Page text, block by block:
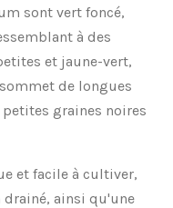
sont vert foncé,
à des
et jaune-vert,
de longues
graines noires
et facile à cultiver,
ainsi qu'une